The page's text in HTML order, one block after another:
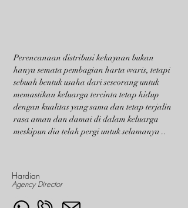
Perencanaan distribusi kekayaan bukan
hanya semata pembagian harta waris, tetapi
sebuah bentuk usaha dari seseorang untuk
memastikan keluarga tercinta tetap hidup
dengan kualitas yang sama dan tetap terjalin
rasa aman dan damai di dalam keluarga
meskipun dia telah pergi untuk selamanya ..
Hardian
Agency Director